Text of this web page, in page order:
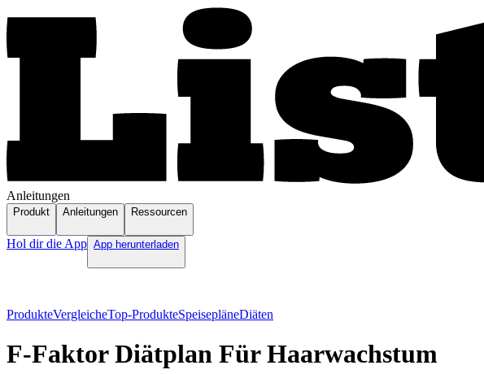
Anleitungen
Produkt Anleitungen Ressourcen
Hol dir die App App herunterladen
ProdukteVergleicheTop-ProdukteSpeisepläneDiäten
F-Faktor Diätplan Für Haarwachstum